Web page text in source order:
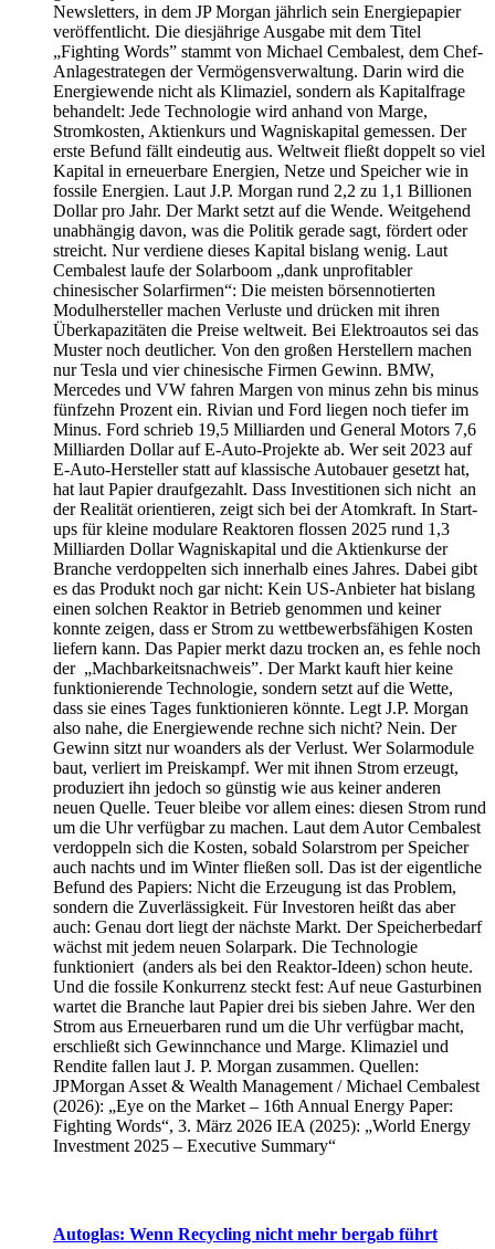
Newsletters, in dem JP Morgan jährlich sein Energiepapier
veröffentlicht. Die diesjährige Ausgabe mit dem Titel
„Fighting Words” stammt von Michael Cembalest, dem Chef-
Anlagestrategen der Vermögensverwaltung. Darin wird die
Energiewende nicht als Klimaziel, sondern als Kapitalfrage
behandelt: Jede Technologie wird anhand von Marge,
Stromkosten, Aktienkurs und Wagniskapital gemessen. Der
erste Befund fällt eindeutig aus. Weltweit fließt doppelt so viel
Kapital in erneuerbare Energien, Netze und Speicher wie in
fossile Energien. Laut J.P. Morgan rund 2,2 zu 1,1 Billionen
Dollar pro Jahr. Der Markt setzt auf die Wende. Weitgehend
unabhängig davon, was die Politik gerade sagt, fördert oder
streicht. Nur verdiene dieses Kapital bislang wenig. Laut
Cembalest laufe der Solarboom „dank unprofitabler
chinesischer Solarfirmen“: Die meisten börsennotierten
Modulhersteller machen Verluste und drücken mit ihren
Überkapazitäten die Preise weltweit. Bei Elektroautos sei das
Muster noch deutlicher. Von den großen Herstellern machen
nur Tesla und vier chinesische Firmen Gewinn. BMW,
Mercedes und VW fahren Margen von minus zehn bis minus
fünfzehn Prozent ein. Rivian und Ford liegen noch tiefer im
Minus. Ford schrieb 19,5 Milliarden und General Motors 7,6
Milliarden Dollar auf E-Auto-Projekte ab. Wer seit 2023 auf
E-Auto-Hersteller statt auf klassische Autobauer gesetzt hat,
hat laut Papier draufgezahlt. Dass Investitionen sich nicht an
der Realität orientieren, zeigt sich bei der Atomkraft. In Start-
ups für kleine modulare Reaktoren flossen 2025 rund 1,3
Milliarden Dollar Wagniskapital und die Aktienkurse der
Branche verdoppelten sich innerhalb eines Jahres. Dabei gibt
es das Produkt noch gar nicht: Kein US-Anbieter hat bislang
einen solchen Reaktor in Betrieb genommen und keiner
konnte zeigen, dass er Strom zu wettbewerbsfähigen Kosten
liefern kann. Das Papier merkt dazu trocken an, es fehle noch
der „Machbarkeitsnachweis”. Der Markt kauft hier keine
funktionierende Technologie, sondern setzt auf die Wette,
dass sie eines Tages funktionieren könnte. Legt J.P. Morgan
also nahe, die Energiewende rechne sich nicht? Nein. Der
Gewinn sitzt nur woanders als der Verlust. Wer Solarmodule
baut, verliert im Preiskampf. Wer mit ihnen Strom erzeugt,
produziert ihn jedoch so günstig wie aus keiner anderen
neuen Quelle. Teuer bleibe vor allem eines: diesen Strom rund
um die Uhr verfügbar zu machen. Laut dem Autor Cembalest
verdoppeln sich die Kosten, sobald Solarstrom per Speicher
auch nachts und im Winter fließen soll. Das ist der eigentliche
Befund des Papiers: Nicht die Erzeugung ist das Problem,
sondern die Zuverlässigkeit. Für Investoren heißt das aber
auch: Genau dort liegt der nächste Markt. Der Speicherbedarf
wächst mit jedem neuen Solarpark. Die Technologie
funktioniert (anders als bei den Reaktor-Ideen) schon heute.
Und die fossile Konkurrenz steckt fest: Auf neue Gasturbinen
wartet die Branche laut Papier drei bis sieben Jahre. Wer den
Strom aus Erneuerbaren rund um die Uhr verfügbar macht,
erschließt sich Gewinnchance und Marge. Klimaziel und
Rendite fallen laut J. P. Morgan zusammen. Quellen:
JPMorgan Asset & Wealth Management / Michael Cembalest
(2026): „Eye on the Market – 16th Annual Energy Paper:
Fighting Words“, 3. März 2026 IEA (2025): „World Energy
Investment 2025 – Executive Summary“
Autoglas: Wenn Recycling nicht mehr bergab führt